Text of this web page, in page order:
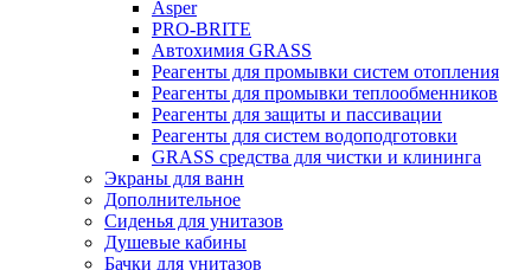
Asper
PRO-BRITE
Автохимия GRASS
Реагенты для промывки систем отопления
Реагенты для промывки теплообменников
Реагенты для защиты и пассивации
Реагенты для систем водоподготовки
GRASS средства для чистки и клининга
Экраны для ванн
Дополнительное
Сиденья для унитазов
Душевые кабины
Бачки для унитазов